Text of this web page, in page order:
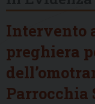
Intervento
preghiera
Parrocchia